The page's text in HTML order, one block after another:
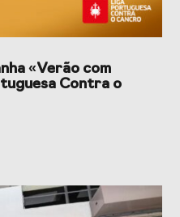
«Verão com
Contra o